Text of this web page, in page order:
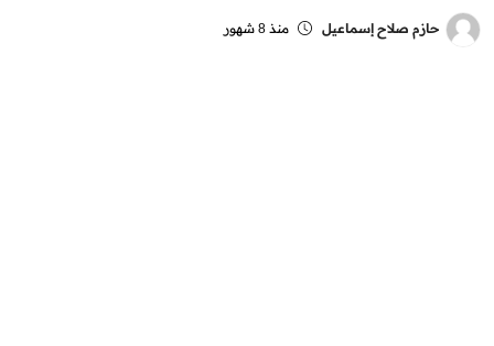
العالم حازم صلاح إسماعيل منذ 8 شهور